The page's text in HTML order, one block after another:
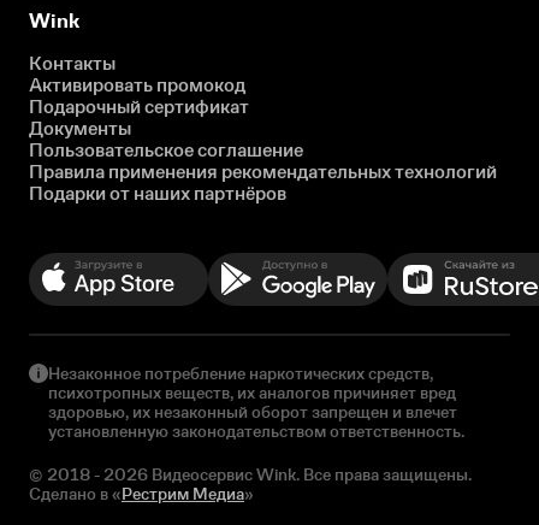
Wink
Контакты
Активировать промокод
Подарочный сертификат
Документы
Пользовательское соглашение
Правила применения рекомендательных технологий
Подарки от наших партнёров
Незаконное потребление наркотических средств,
психотропных веществ, их аналогов причиняет вред
здоровью, их незаконный оборот запрещен и влечет
установленную законодательством ответственность.
© 2018 - 2026 Видеосервис Wink. Все права защищены.
Сделано в «Рестрим Медиа»